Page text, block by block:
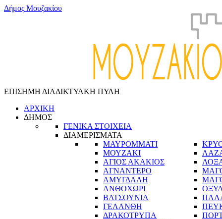
Δήμος Μουζακίου
ΕΠΙΣΗΜΗ ΔΙΑΔΙΚΤΥΑΚΗ ΠΥΛΗ
ΑΡΧΙΚΗ
ΔΗΜΟΣ
ΓΕΝΙΚΑ ΣΤΟΙΧΕΙΑ
ΔΙΑΜΕΡΙΣΜΑΤΑ
ΜΑΥΡΟΜΜΑΤΙ
ΜΟΥΖΑΚΙ
ΑΓΙΟΣ ΑΚΑΚΙΟΣ
ΑΓΝΑΝΤΕΡΟ
ΑΜΥΓΔΑΛΗ
ΑΝΘΟΧΩΡΙ
ΒΑΤΣΟΥΝΙΑ
ΓΕΛΑΝΘΗ
ΔΡΑΚΟΤΡΥΠΑ